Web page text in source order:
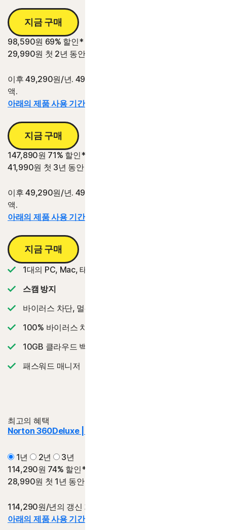
지금 구매
98,590원 69% 할인*
29,990원 첫 2년 동안
이후 49,290원/년. 49,290원/년의 2년 갱신 가격 대비 절감
액.
아래의 제품 사용 기간 정보를 참조하십시오.*
지금 구매
147,890원 71% 할인*
41,990원 첫 3년 동안
이후 49,290원/년. 49,290원/년의 3년 갱신 가격 대비 절감
액.
아래의 제품 사용 기간 정보를 참조하십시오.*
지금 구매
1대의 PC, Mac, 태플릿 또는 휴대폰
스캠 방지
바이러스 차단, 멀웨어, 랜섬웨어 및 해킹으로부터 보호
100% 바이러스 차단 보증
10GB 클라우드 백업
패스워드 매니저
최고의 혜택
Norton 360Deluxe | 디럭스
1년 2년
3년
114,290원 74% 할인*
28,990원 첫 1년 동안
114,290원/년의 갱신 가격 대비 절감액.
아래의 제품 사용 기간 정보를 참조하십시오.*